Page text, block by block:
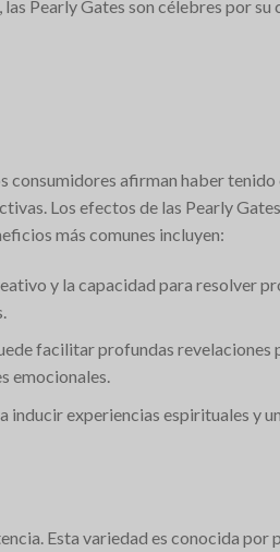
Pearly Gates son célebres por
consumidores afirman haber
Los efectos de las Pearly
más comunes incluyen:
y la capacidad para resolver
facilitar profundas revelaciones
emocionales.
inducir experiencias espirituales y
Esta variedad es conocida